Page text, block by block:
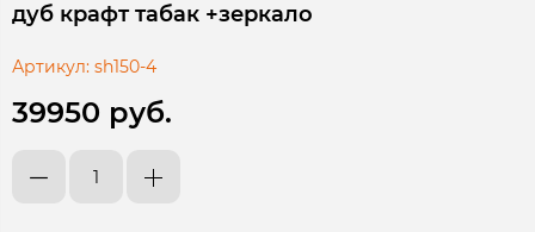
дуб крафт табак +зеркало
Артикул: sh150-4
39950 руб.